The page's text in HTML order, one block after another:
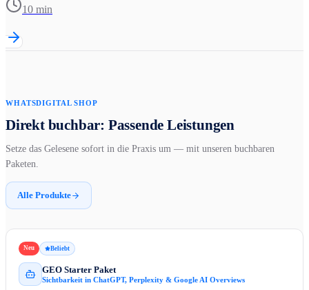
10 min
WHATSDIGITAL SHOP
Direkt buchbar: Passende Leistungen
Setze das Gelesene sofort in die Praxis um — mit unseren buchbaren
Paketen.
Alle Produkte
Neu Beliebt
GEO Starter Paket
Sichtbarkeit in ChatGPT, Perplexity & Google AI Overviews